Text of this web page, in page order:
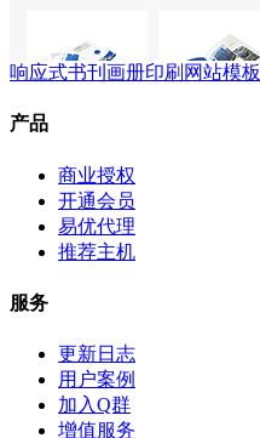
响应式书刊画册印刷网站模板
产品
商业授权
开通会员
易优代理
推荐主机
服务
更新日志
用户案例
加入Q群
增值服务